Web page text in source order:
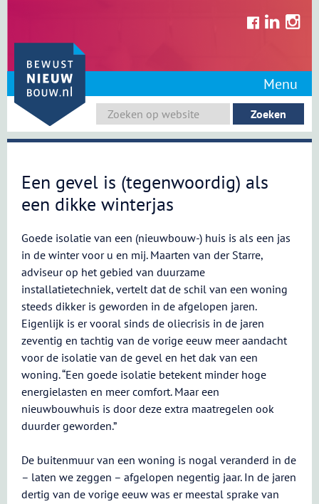
content
Menu
Een gevel is (tegenwoordig) als
een dikke winterjas
Goede isolatie van een (nieuwbouw-) huis is als een jas
in de winter voor u en mij. Maarten van der Starre,
adviseur op het gebied van duurzame
installatietechniek, vertelt dat de schil van een woning
steeds dikker is geworden in de afgelopen jaren.
Eigenlijk is er vooral sinds de oliecrisis in de jaren
zeventig en tachtig van de vorige eeuw meer aandacht
voor de isolatie van de gevel en het dak van een
woning. “Een goede isolatie betekent minder hoge
energielasten en meer comfort. Maar een
nieuwbouwhuis is door deze extra maatregelen ook
duurder geworden.”
De buitenmuur van een woning is nogal veranderd in de
– laten we zeggen – afgelopen negentig jaar. In de jaren
dertig van de vorige eeuw was er meestal sprake van